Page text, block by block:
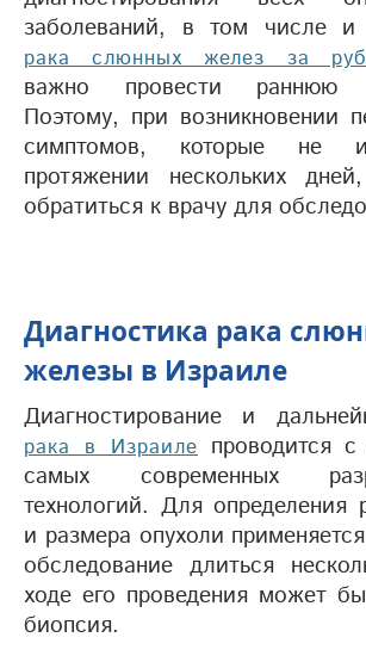
заболеваний, в том числе и
рака слюнных желез за
важно провести раннюю
Поэтому, при возникновении
симптомов, которые не
протяжении нескольких
обратиться к врачу для
Диагностика рака
железы в Израиле
Диагностирование и
рака в Израиле проводится
самых современных
технологий. Для определения
и размера опухоли
обследование длиться
ходе его проведения может
биопсия.